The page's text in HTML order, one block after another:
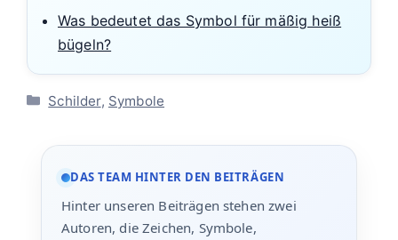
Was bedeutet das Symbol für mäßig heiß
bügeln?
Kategorien
Schilder, Symbole
DAS TEAM HINTER DEN BEITRÄGEN
Hinter unseren Beiträgen stehen zwei
Autoren, die Zeichen, Symbole,